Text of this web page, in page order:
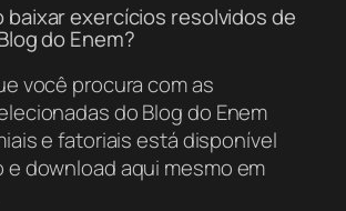
baixar exercícios resolvidos de
do Enem?
você procura com as
do Blog do Enem
e fatoriais está disponível
e download aqui mesmo em